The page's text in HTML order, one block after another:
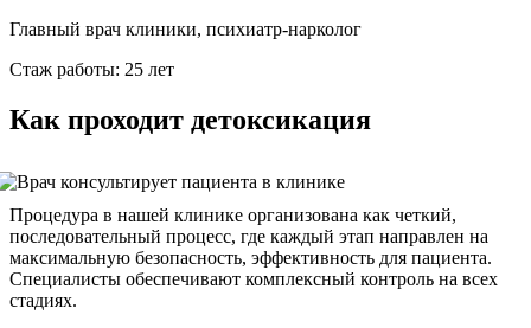
Главный врач клиники, психиатр-нарколог
Стаж работы: 25 лет
Как проходит детоксикация
Процедура в нашей клинике организована как четкий,
последовательный процесс, где каждый этап направлен на
максимальную безопасность, эффективность для пациента.
Специалисты обеспечивают комплексный контроль на всех
стадиях.